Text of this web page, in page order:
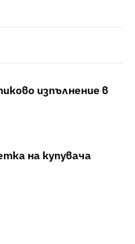
изпълнение в
на купувача